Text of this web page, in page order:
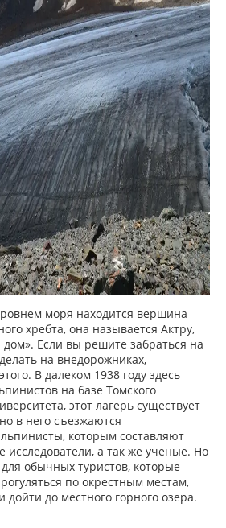
моря находится вершина
хребта, она называется Актру,
Если вы решите забраться на
на внедорожниках,
В далеком 1938 году здесь
на базе Томского
этот лагерь существует
в него съезжаются
которым составляют
а так же ученые. Но
обычных туристов, которые
по окрестным местам,
до местного горного озера.